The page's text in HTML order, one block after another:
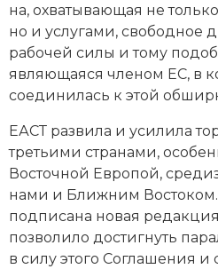
на, ох­ва­ты­ваю­щая не
но и ус­лу­га­ми, сво­бод­ное
ра­бо­чей си­лы и тому
яв­ляю­щая­ся чле­ном ЕС, в
сое­ди­ни­лась к этой
ЕАСТ раз­ви­ла и уси­ли­ла
треть­и­ми стра­на­ми,
Восточной Ев­ро­пой,
на­ми и Ближ­ним Вос­то­ком.
под­пи­са­на но­вая
по­зво­ли­ло дос­тиг­нуть
в си­лу это­го Со­гла­ше­ния